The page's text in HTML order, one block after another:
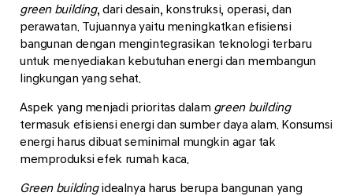
green building, dari desain, konstruksi, operasi, dan
perawatan. Tujuannya yaitu meningkatkan efisiensi
bangunan dengan mengintegrasikan teknologi terbaru
untuk menyediakan kebutuhan energi dan membangun
lingkungan yang sehat.
Aspek yang menjadi prioritas dalam green building
termasuk efisiensi energi dan sumber daya alam. Konsumsi
energi harus dibuat seminimal mungkin agar tak
memproduksi efek rumah kaca.
Green buildingidealnya harus berupa bangunan yang